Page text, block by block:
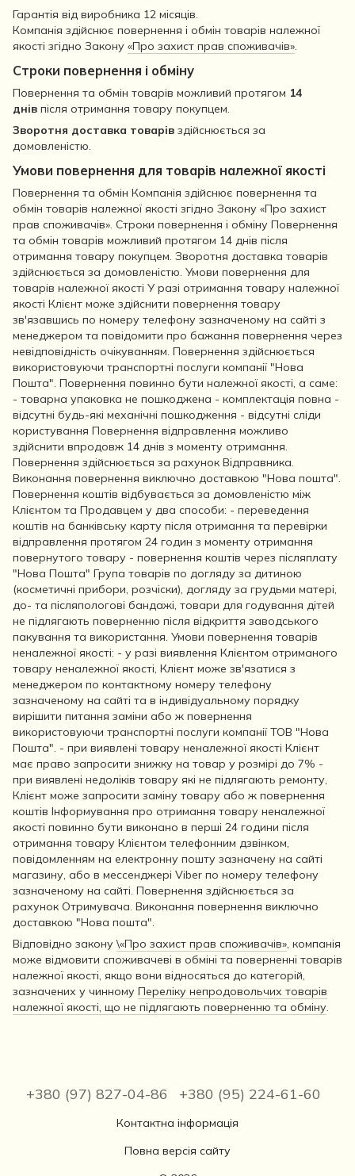
Гарантія від виробника 12 місяців.
Компанія здійснює повернення і обмін товарів належної
якості згідно Закону «Про захист прав споживачів».
Строки повернення і обміну
Повернення та обмін товарів можливий протягом 14
днів після отримання товару покупцем.
Зворотня доставка товарів здійснюється за
домовленістю.
Умови повернення для товарів належної якості
Повернення та обмін Компанія здійснює повернення та
обмін товарів належної якості згідно Закону «Про захист
прав споживачів». Строки повернення і обміну Повернення
та обмін товарів можливий протягом 14 днів після
отримання товару покупцем. Зворотня доставка товарів
здійснюється за домовленістю. Умови повернення для
товарів належної якості У разі отримання товару належної
якості Клієнт може здійснити повернення товару
зв'язавшись по номеру телефону зазначеному на сайті з
менеджером та повідомити про бажання повернення через
невідповідність очікуванням. Повернення здійснюється
використовуючи транспортні послуги компанії "Нова
Пошта". Повернення повинно бути належної якості, а саме:
- товарна упаковка не пошкоджена - комплектація повна -
відсутні будь-які механічні пошкодження - відсутні сліди
користування Повернення відправлення можливо
здійснити впродовж 14 днів з моменту отримання.
Повернення здійснюється за рахунок Відправника.
Виконання повернення виключно доставкою "Нова пошта".
Повернення коштів відбувається за домовленістю між
Клієнтом та Продавцем у два способи: - переведення
коштів на банківську карту після отримання та перевірки
відправлення протягом 24 годин з моменту отримання
повернутого товару - повернення коштів через післяплату
"Нова Пошта" Група товарів по догляду за дитиною
(косметичні прибори, розчіски), догляду за грудьми матері,
до- та післяпологові бандажі, товари для годування дітей
не підлягають поверненню після відкриття заводського
пакування та використання. Умови повернення товарів
неналежної якості: - у разі виявлення Клієнтом отриманого
товару неналежної якості, Клієнт може зв'язатися з
менеджером по контактному номеру телефону
зазначеному на сайті та в індивідуальному порядку
вирішити питання заміни або ж повернення
використовуючи транспортні послуги компанії ТОВ "Нова
Пошта". - при виявлені товару неналежної якості Клієнт
має право запросити знижку на товар у розмірі до 7% -
при виявлені недоліків товару які не підлягають ремонту,
Клієнт може запросити заміну товару або ж повернення
коштів Інформування про отримання товару неналежної
якості повинно бути виконано в перші 24 години після
отримання товару Клієнтом телефонним дзвінком,
повідомленням на електронну пошту зазначену на сайті
магазину, або в мессенджері Viber по номеру телефону
зазначеному на сайті. Повернення здійснюється за
рахунок Отримувача. Виконання повернення виключно
доставкою "Нова пошта".
Відповідно закону\«Про захист прав споживачів» , компанія
може відмовити споживачеві в обміні та поверненні товарів
належної якості, якщо вони відносяться до категорій,
зазначених у чинному Переліку непродовольчих товарів
належної якості, що не підлягають поверненню та обміну
+380 (97) 827-04-86 +380 (95) 224-61-60
Контактна інформація
Повна версія сайту